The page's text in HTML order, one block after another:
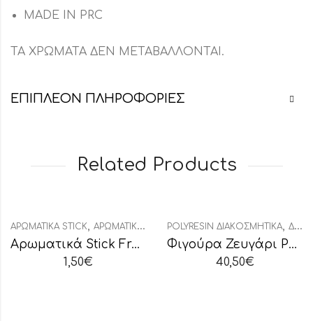
MADE IN PRC
ΤΑ ΧΡΩΜΑΤΑ ΔΕΝ ΜΕΤΑΒΑΛΛΟΝΤΑΙ.
ΕΠΙΠΛΈΟΝ ΠΛΗΡΟΦΟΡΊΕΣ
Related Products
ΑΡΩΜΑΤΙΚΆ STICK, ΑΡΩΜΑΤΙΚΆ ΧΏΡΟΥ ,ΔΙΑΚΟΣΜΗΤΙΚΆ
Αρωματικά Stick Fresh Linen
1,50€
POLYRESIN ΔΙΑΚΟΣΜΗΤΙΚΆ, ΔΙΑΚΟΣΜΗΤΙΚΆ
Φιγούρα Ζευγάρι Polyresin
40,50€